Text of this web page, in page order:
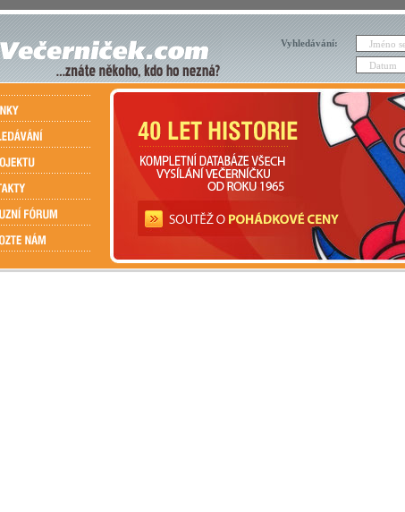
Vyhledávání: